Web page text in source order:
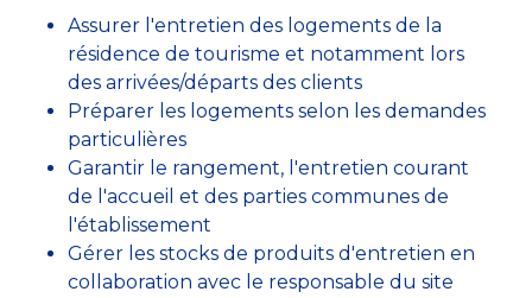
Assurer l'entretien des logements de la
résidence de tourisme et notamment lors
des arrivées/départs des clients
Préparer les logements selon les demandes
particulières
Garantir le rangement, l'entretien courant
de l'accueil et des parties communes de
l'établissement
Gérer les stocks de produits d'entretien en
collaboration avec le responsable du site